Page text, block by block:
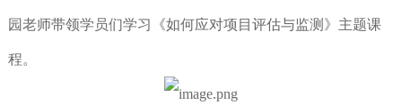
园老师带领学员们学习《如何应对项目评估与监测》主题课
程。